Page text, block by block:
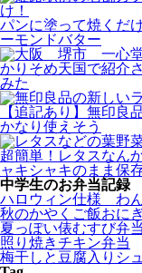
パンに塗って焼くだ
ーモンドバター
かりそめ天国で紹介
みた
【追記あり】無印良
かなり使えそう
超簡単！レタスなん
ャキシャキのまま保
中学生のお弁当記録
ハロウィン仕様 わ
秋のかやくご飯おに
夏っぽい俵むすび弁当
照り焼きチキン弁当
梅干しと豆腐入りシ